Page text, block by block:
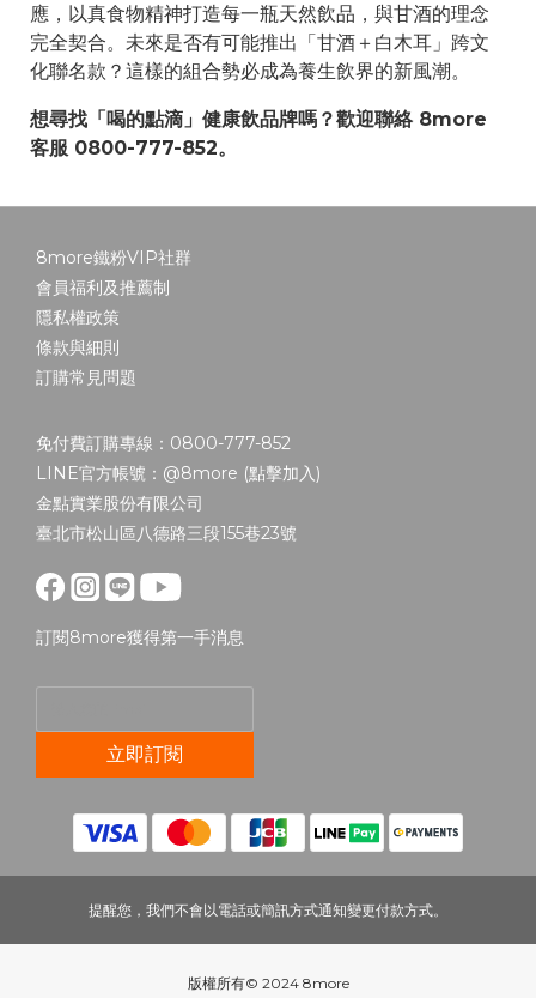
應，以真食物精神打造每一瓶天然飲品，與甘酒的理念
完全契合。未來是否有可能推出「甘酒＋白木耳」跨文
化聯名款？這樣的組合勢必成為養生飲界的新風潮。
想尋找「喝的點滴」健康飲品牌嗎？歡迎聯絡 8more
客服 0800-777-852。
8more鐵粉VIP社群
會員福利及推薦制
隱私權政策
條款與細則
訂購常見問題
免付費訂購專線：0800-777-852
LINE官方帳號：@8more (點擊加入)
金點實業股份有限公司
臺北市松山區八德路三段155巷23號
訂閱8more獲得第一手消息
立即訂閱
提醒您，我們不會以電話或簡訊方式通知變更付款方式。
版權所有© 2024 8more